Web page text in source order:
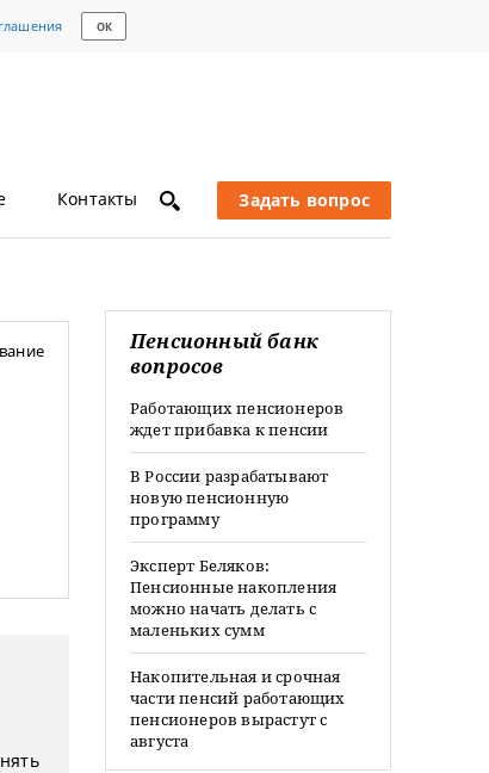
ОК
Контакты Задать вопрос
Пенсионный банк
вопросов
Работающих пенсионеров
ждет прибавка к пенсии
В России разрабатывают
новую пенсионную
программу
Эксперт Беляков:
Пенсионные накопления
можно начать делать с
маленьких сумм
Накопительная и срочная
части пенсий работающих
пенсионеров вырастут с
августа